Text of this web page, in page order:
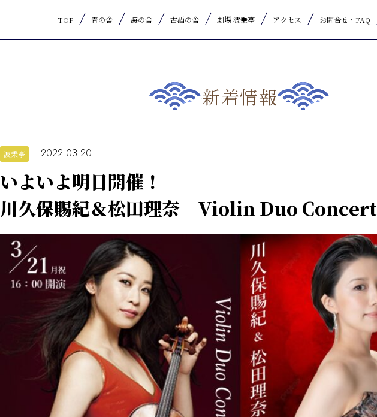
TOP 青の舎 海の舎 古酒の舎 劇場 波乗亭 アクセス お問合せ・FAQ
新着情報
波乗亭 2022.03.20
いよいよ明日開催！
川久保賜紀＆松田理奈 Violin Duo Concert